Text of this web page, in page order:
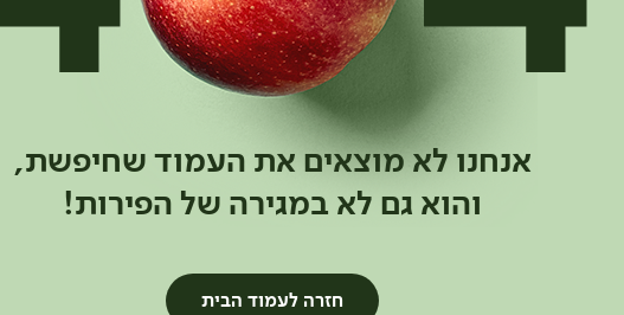
אנחנו לא מוצאים את העמוד שחיפשת,
והוא גם לא במגירה של הפירות!
חזרה לעמוד הבית